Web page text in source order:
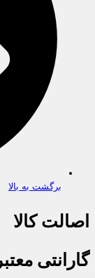
برگشت به بالا
اصالت کالا
گارانتی معتبر